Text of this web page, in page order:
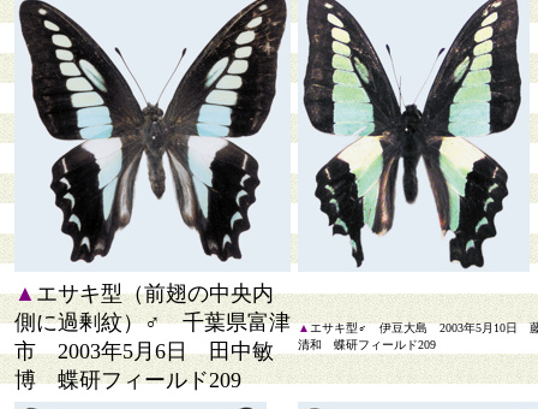
▲エサキ型（前翅の中央内
側に過剰紋）♂ 千葉県富津
市 2003年5月6日 田中敏
博 蝶研フィールド209
▲エサキ型♂ 伊豆大島 2003年5月10日
清和 蝶研フィールド209